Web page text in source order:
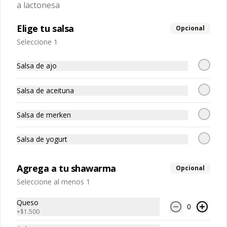
Chicken Green + bebida + papas fritas
a lactonesa
Elige tu salsa Opcional
Seleccione 1
Salsa de ajo
Salsa de aceituna
Salsa de merken
Salsa de yogurt
Agrega a tu shawarma Opcional
Seleccione al menos 1
Queso
+$1.500
0